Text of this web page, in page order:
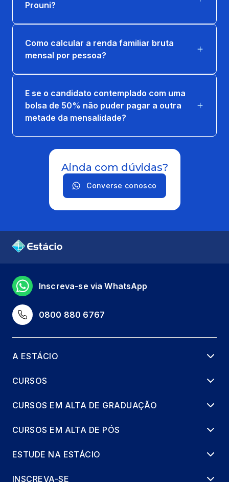
Prouni?
Como calcular a renda familiar bruta
mensal por pessoa?
E se o candidato contemplado com uma
bolsa de 50% não puder pagar a outra
metade da mensalidade?
Ainda com dúvidas?
Converse conosco
0800 880 6767
Inscreva-se via WhatsApp
A ESTÁCIO
CURSOS
CURSOS EM ALTA DE GRADUAÇÃO
CURSOS EM ALTA DE PÓS
ESTUDE NA ESTÁCIO
INSCREVA-SE